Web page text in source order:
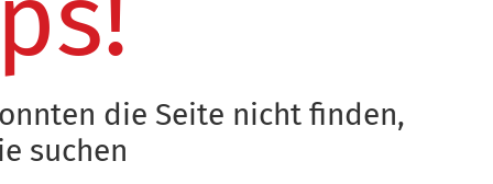
die Seite nicht finden,
suchen